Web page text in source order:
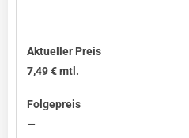
7,49 € mtl.
—